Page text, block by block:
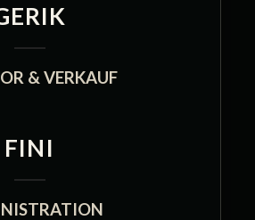
& VERKAUF
FINI